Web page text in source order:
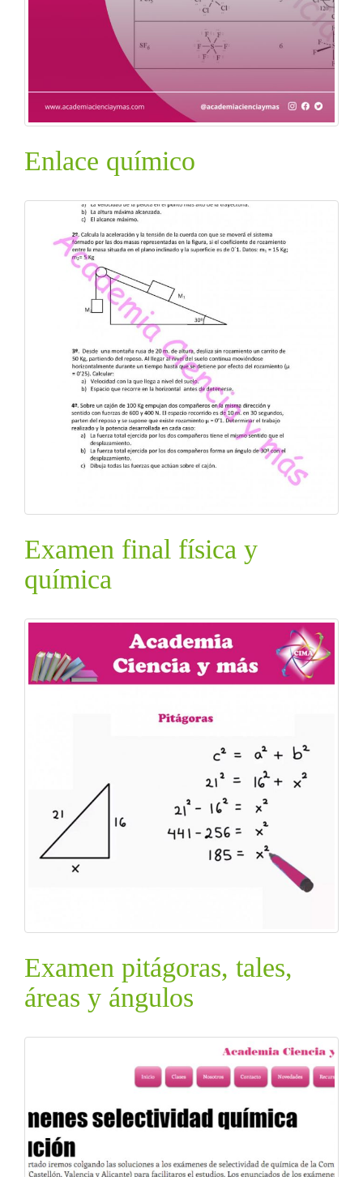
Enlace químico
Examen final física y
química
Examen pitágoras, tales,
áreas y ángulos